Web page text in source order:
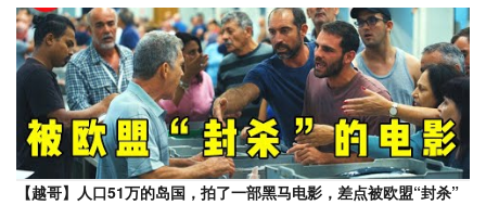
【越哥】人口51万的岛国，拍了一部黑马电影，差点被欧盟“封杀”